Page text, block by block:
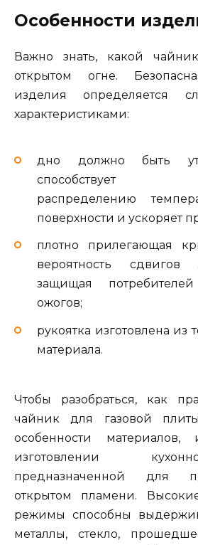
Особенности
Важно знать, какой
открытом огне.
изделия определяется
характеристиками:
дно должно быть
способствует
распределению
поверхности и ускоряет
плотно прилегающая
вероятность
защищая
ожогов;
рукоятка изготовлена из
материала.
Чтобы разобраться, как
чайник для газовой
особенности материалов,
изготовлении
предназначенной для
открытом пламени.
режимы способны
металлы, стекло,